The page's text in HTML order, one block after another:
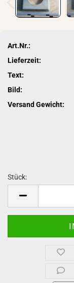
Art.Nr.:
Lieferzeit:
Text:
Bild:
Versand Gewicht:
Stück: